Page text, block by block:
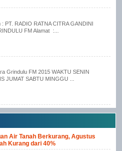
PT. RADIO RATNA CITRA GANDINI
FM Alamat :...
Grindulu FM 2015 WAKTU SENIN
JUMAT SABTU MINGGU ...
Air Tanah Berkurang, Agustus
Kurang dari 40%